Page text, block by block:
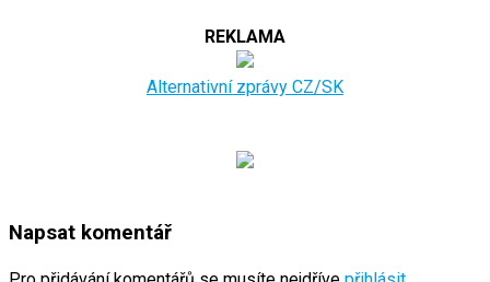
REKLAMA
Alternativní zprávy CZ/SK
Napsat komentář